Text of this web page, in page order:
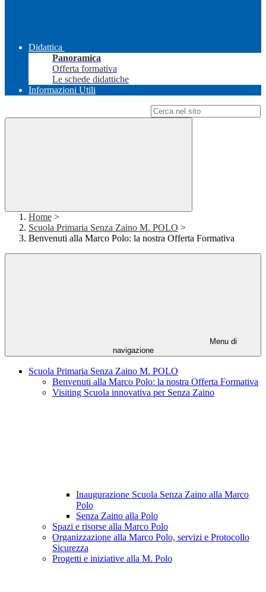
Didattica
Panoramica
Offerta formativa
Le schede didattiche
Informazioni Utili
Home >
Scuola Primaria Senza Zaino M. POLO >
Benvenuti alla Marco Polo: la nostra Offerta Formativa
Menu di
navigazione
Scuola Primaria Senza Zaino M. POLO
Benvenuti alla Marco Polo: la nostra Offerta Formativa
Visiting Scuola innovativa per Senza Zaino
Inaugurazione Scuola Senza Zaino alla Marco
Polo
Senza Zaino alla Polo
Spazi e risorse alla Marco Polo
Organizzazione alla Marco Polo, servizi e Protocollo
Sicurezza
Progetti e iniziative alla M. Polo